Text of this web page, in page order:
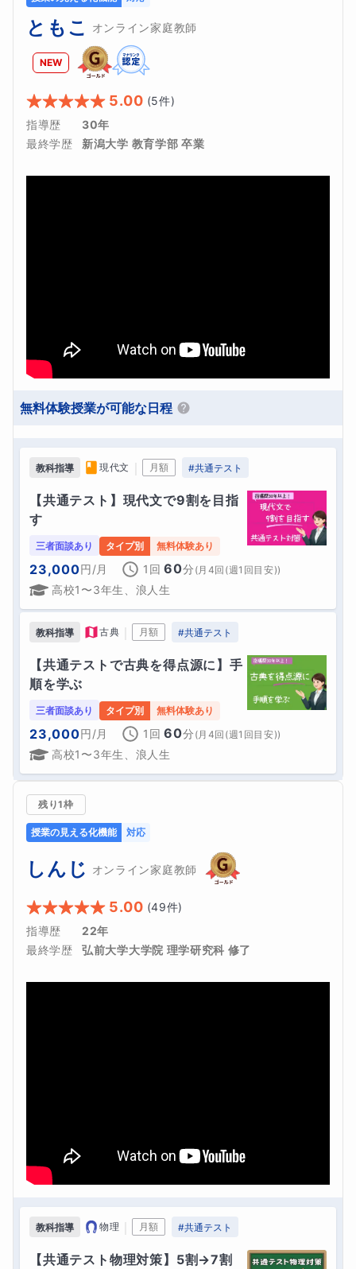
ともこ オンライン家庭教師
NEW
5.00 (5件)
指導歴
30年
最終学歴
新潟大学 教育学部 卒業
無料体験授業が可能な日程
教科指導 現代文 月額 #共通テスト
【共通テスト】現代文で9割を目指
す
三者面談あり タイプ別 無料体験あり
23,000円/月 1回 60分 (月4回(週1回目安))
高校1〜3年生、浪人生
教科指導 古典 月額 #共通テスト
【共通テストで古典を得点源に】手
順を学ぶ
三者面談あり タイプ別 無料体験あり
23,000円/月 1回 60分 (月4回(週1回目安))
高校1〜3年生、浪人生
残り1枠
授業の見える化機能 対応
しんじ オンライン家庭教師
5.00 (49件)
指導歴
22年
最終学歴
弘前大学大学院 理学研究科 修了
教科指導 物理 月額 #共通テスト
【共通テスト物理対策】5割→7割